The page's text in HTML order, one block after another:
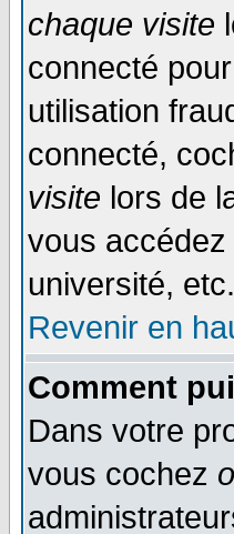
chaque visite
connecté
utilisation
connecté,
visite lors de
vous
université,
Revenir en
Comment
Dans votre
vous cochez